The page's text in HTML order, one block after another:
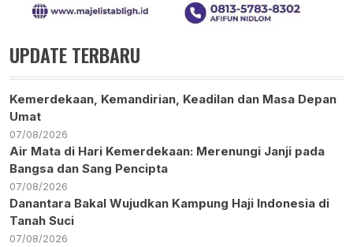
UPDATE TERBARU
Kemerdekaan, Kemandirian, Keadilan dan Masa Depan
Umat
07/08/2026
Air Mata di Hari Kemerdekaan: Merenungi Janji pada
Bangsa dan Sang Pencipta
07/08/2026
Danantara Bakal Wujudkan Kampung Haji Indonesia di
Tanah Suci
07/08/2026